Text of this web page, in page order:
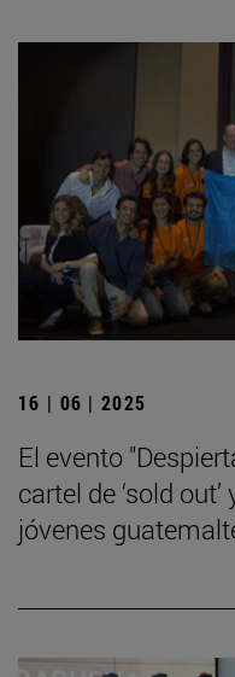
16 | 06 | 2025
El evento
cartel de ‘sold
jóvenes